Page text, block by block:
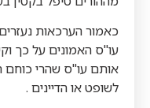
כאמור הערכאות
עו"ס האמונים על כך
אותם עו"ס שהרי כוחם
לשופט או הדיינים .